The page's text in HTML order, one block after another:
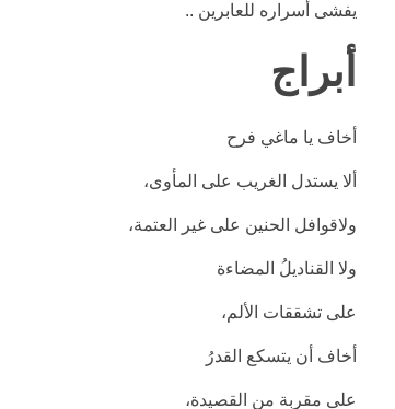
يفشى أسراره للعابرين ..
أبراج
أخاف يا ماغي فرح
ألا يستدل الغريب على المأوى،
ولاقوافل الحنين على غير العتمة،
ولا القناديلُ المضاءة
على تشققات الألم،
أخاف أن يتسكع القدرُ
على مقربة من القصيدة،